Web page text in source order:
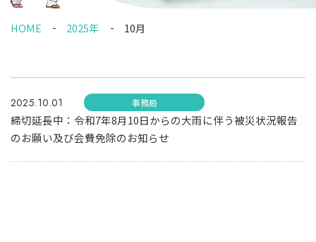
HOME 2025年 10月
2025.10.01 事務局
締切延長中：令和7年8月10日からの大雨に伴う被災状況報告
のお願い及び会費免除のお知らせ